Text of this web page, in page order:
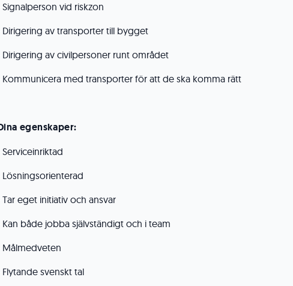
Signalperson vid riskzon
Dirigering av transporter till bygget
Dirigering av civilpersoner runt området
Kommunicera med transporter för att de ska komma rätt
egenskaper:
Serviceinriktad
Lösningsorienterad
Tar eget initiativ och ansvar
Kan både jobba självständigt och i team
Målmedveten
Flytande svenskt tal